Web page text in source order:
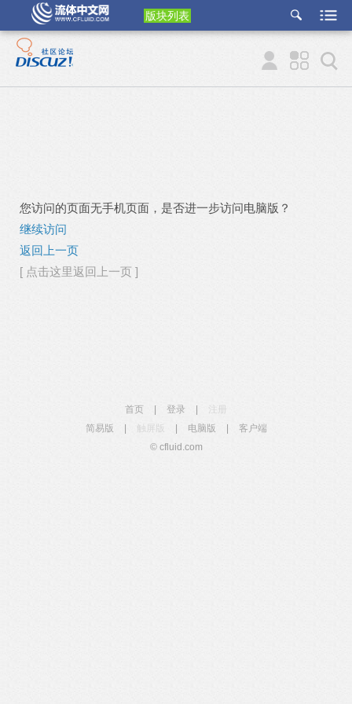
版块列表
etu
p
您访问的页面无手机页面，是否进一步访问电脑版？
继续访问
返回上一页
[ 点击这里返回上一页 ]
首页 登录
简易版
触屏版 电脑版
客户端
© cfluid.com